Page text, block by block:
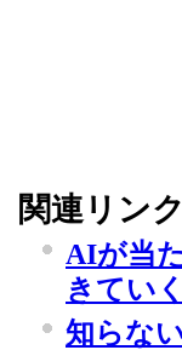
関連リンク
AIが当
きてい
知らな